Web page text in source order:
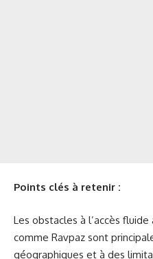
Points clés à retenir :
Les obstacles à l’accès
comme Ravpaz sont
géographiques et à des